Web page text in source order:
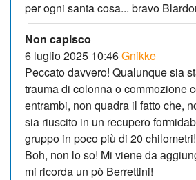
per ogni santa cosa... bravo
Non capisco
6 luglio 2025 10:46Gnikke
Peccato davvero! Qualunque sia
trauma di colonna o commozione
entrambi, non quadra il fatto che,
sia riuscito in un recupero
gruppo in poco più di 20 chilometri!
Boh, non lo so! Mi viene da
mi ricorda un pò Berrettini!